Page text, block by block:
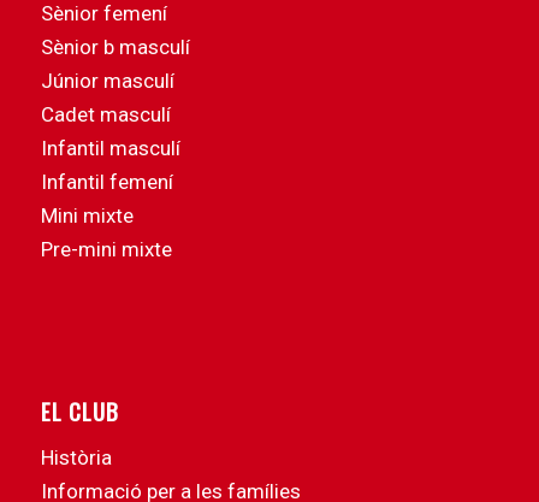
Sènior femení
Sènior b masculí
Júnior masculí
Cadet masculí
Infantil masculí
Infantil femení
Mini mixte
Pre-mini mixte
EL CLUB
Història
Informació per a les famílies